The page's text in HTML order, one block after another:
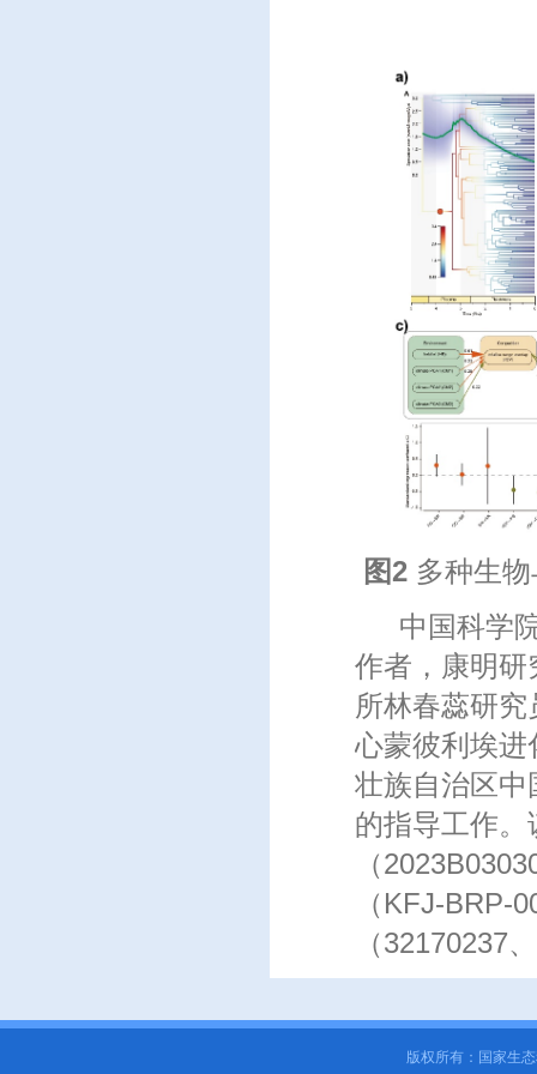
图2 多种生
中国科学
作者，康明研
所林春蕊研
心蒙彼利埃进
壮族自治区中
的指导工作
（
（KFJ-BRP-
（32170237、
版权所有：国家生